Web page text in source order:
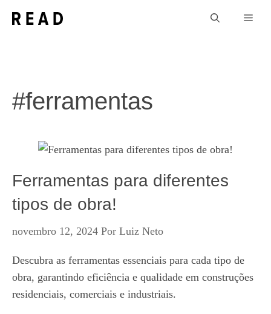
para
#ferramentas
Ferramentas para diferentes
tipos de obra!
novembro 12, 2024 Por Luiz Neto
Descubra as ferramentas essenciais para cada tipo de
obra, garantindo eficiência e qualidade em construções
residenciais, comerciais e industriais.